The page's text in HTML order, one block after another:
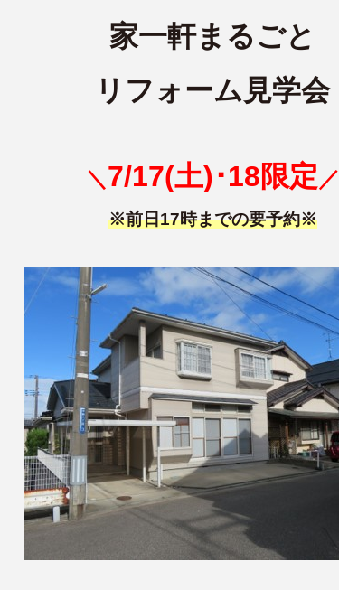
家一軒まるごと
リフォーム見学会
＼ 7/17(土)･18限定 ／
※前日17時までの要予約※